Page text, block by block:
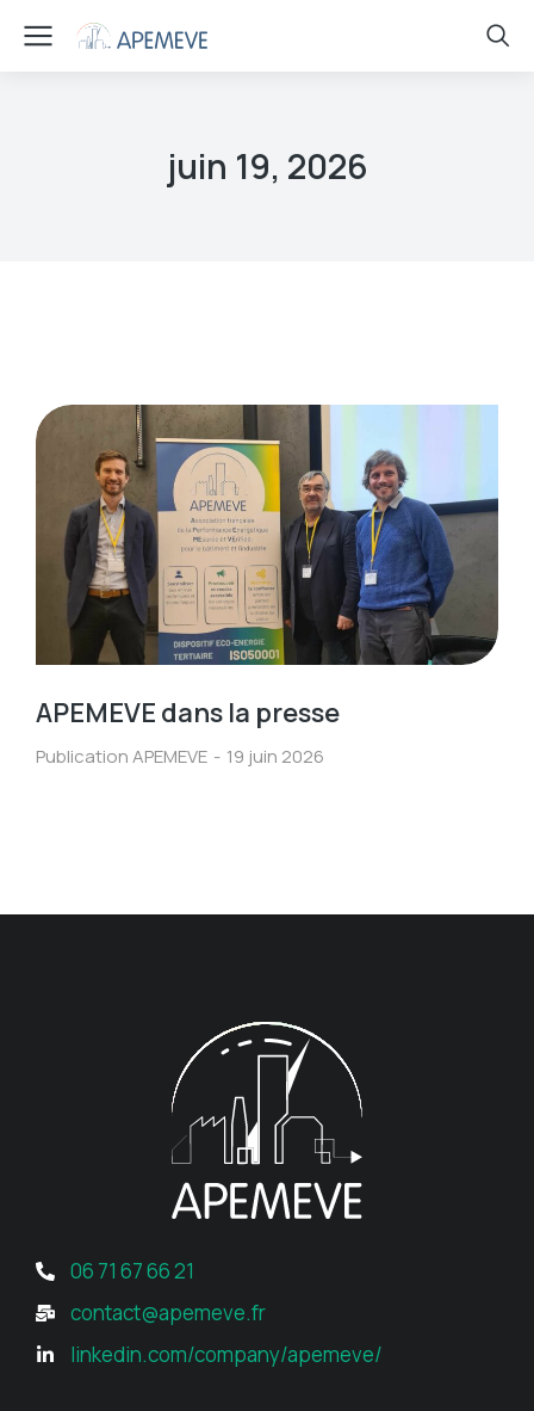
juin 19, 2026
APEMEVE dans la presse
Publication APEMEVE 19 juin 2026
06 71 67 66 21
contact@apemeve.fr
linkedin.com/company/apemeve/